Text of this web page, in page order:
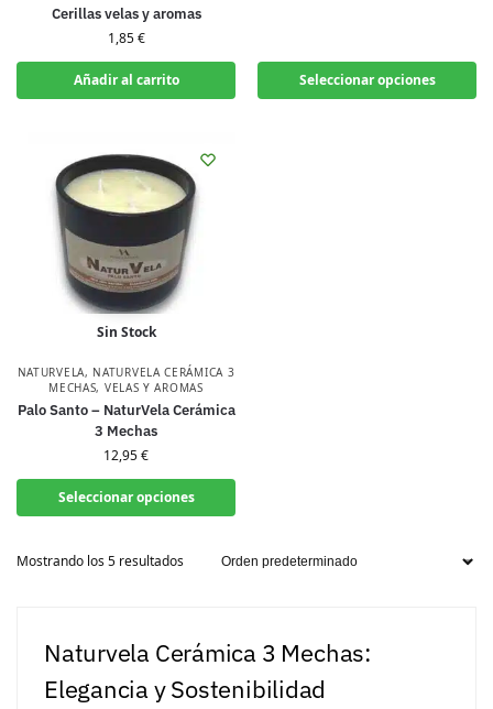
Cerillas velas y aromas
1,85€
Añadir al carrito Seleccionar opciones
Sin Stock
NATURVELA, NATURVELA CERÁMICA 3
MECHAS, VELAS Y AROMAS
Palo Santo – NaturVela Cerámica
3 Mechas
12,95€
Seleccionar opciones
Mostrando los 5 resultados
Naturvela Cerámica 3 Mechas:
Elegancia y Sostenibilidad